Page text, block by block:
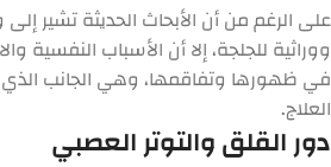
على الرغم من أن الأبحاث الحديثة تشير
ووراثية للجلجة، إلا أن الأسباب النفسية
في ظهورها وتفاقمها، وهي الجانب الذي
العلاج.
دور القلق والتوتر العصبي